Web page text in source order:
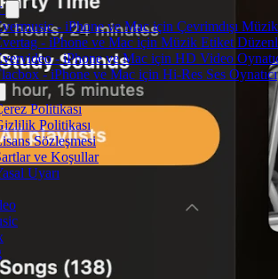
- iPhone ve Mac için Çevrimdışı
- iPhone ve Mac için Müzik Etiket
- iPhone ve Mac için HD Video
- iPhone ve Mac için Hi-Res Ses Oynatıcı
Politikası
Politikası
Sözleşmesi
ve Koşullar
Uyarı